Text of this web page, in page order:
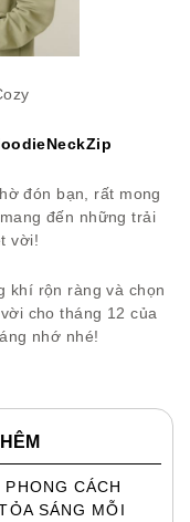
đón bạn, rất mong
đến những trải
vời!
khí rộn ràng và chọn
cho tháng 12 của
nhớ nhé!
CÁCH
SÁNG MỖI